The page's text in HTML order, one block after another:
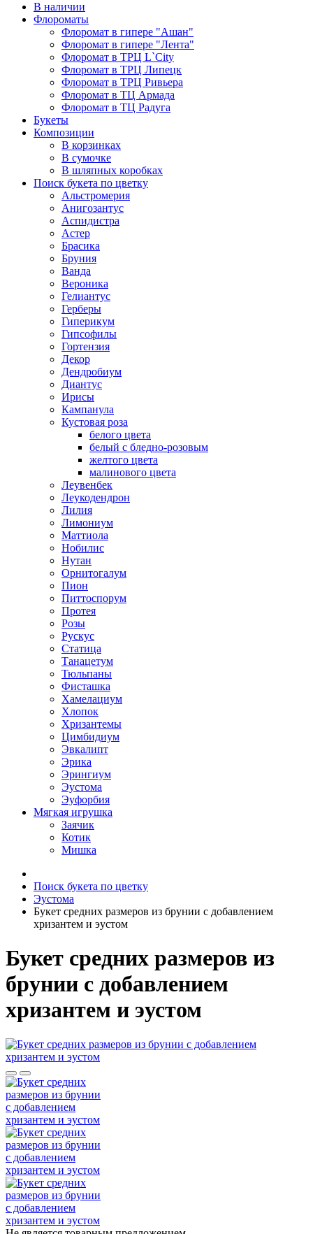
В наличии
Флороматы
Флоромат в гипере "Ашан"
Флоромат в гипере "Лента"
Флоромат в ТРЦ L`City
Флоромат в ТРЦ Липецк
Флоромат в ТРЦ Ривьера
Флоромат в ТЦ Армада
Флоромат в ТЦ Радуга
Букеты
Композиции
В корзинках
В сумочке
В шляпных коробках
Поиск букета по цветку
Альстромерия
Анигозантус
Аспидистра
Астер
Брасика
Бруния
Ванда
Вероника
Гелиантус
Герберы
Гиперикум
Гипсофилы
Гортензия
Декор
Дендробиум
Диантус
Ирисы
Кампанула
Кустовая роза
белого цвета
белый с бледно-розовым
желтого цвета
малинового цвета
Леувенбек
Леукодендрон
Лилия
Лимониум
Маттиола
Нобилис
Нутан
Орнитогалум
Пион
Питтоспорум
Протея
Розы
Рускус
Статица
Танацетум
Тюльпаны
Фисташка
Хамелациум
Хлопок
Хризантемы
Цимбидиум
Эвкалипт
Эрика
Эрингиум
Эустома
Эуфорбия
Мягкая игрушка
Заячик
Котик
Мишка
Поиск букета по цветку
Эустома
Букет средних размеров из брунии c добавлением
хризантем и эустом
Букет средних размеров из
брунии c добавлением
хризантем и эустом